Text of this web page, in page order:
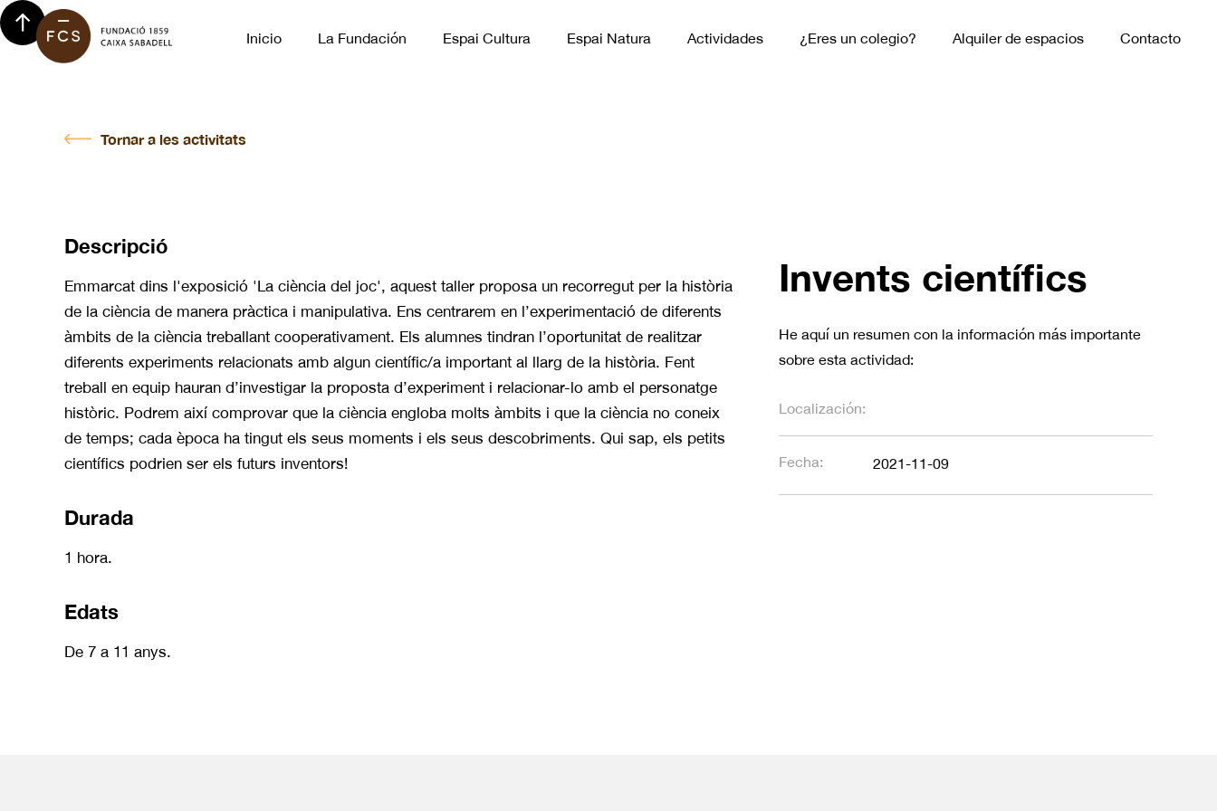
Inicio La Fundación Espai Cultura Espai Natura Actividades ¿Eres un colegio? Alquiler de espacios Contacto
Tornar a les activitats
Descripció
Emmarcat dins l'exposició 'La ciència del joc', aquest taller proposa un recorregut per la història
de la ciència de manera pràctica i manipulativa. Ens centrarem en l’experimentació de diferents
àmbits de la ciència treballant cooperativament. Els alumnes tindran l’oportunitat de realitzar
diferents experiments relacionats amb algun científic/a important al llarg de la història. Fent
treball en equip hauran d’investigar la proposta d’experiment i relacionar-lo amb el personatge
històric. Podrem així comprovar que la ciència engloba molts àmbits i que la ciència no coneix
de temps; cada època ha tingut els seus moments i els seus descobriments. Qui sap, els petits
científics podrien ser els futurs inventors!
Durada
1 hora.
Edats
De 7 a 11 anys.
Invents científics
He aquí un resumen con la información más importante
sobre esta actividad:
Localización:
Fecha: 2021-11-09